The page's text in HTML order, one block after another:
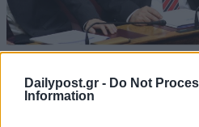
Dailypost.gr - Do Not
Information
Διορίστηκε στη Βουλή η
Χρυσής Αυγής